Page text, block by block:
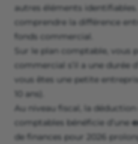
autres éléments
comprendre la différence
fonds commercial.
Sur le plan comptable, vous
commercial s’il a une durée
vous êtes une petite
10 ans).
Au niveau fiscal, la
comptables bénéficie d’une
de finances pour 2026